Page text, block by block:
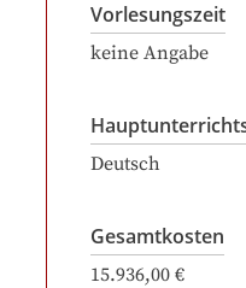
Vorlesungszeit
keine Angabe
Deutsch
Gesamtkosten
15.936,00 €